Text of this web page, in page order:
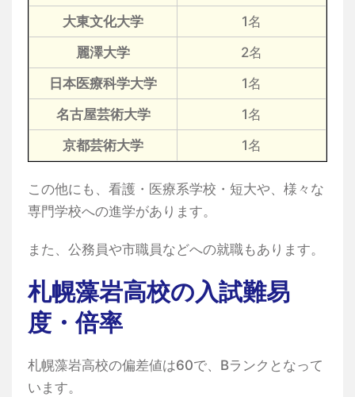
大東文化大学
1名
麗澤大学
2名
日本医療科学大学
1名
名古屋芸術大学
1名
京都芸術大学
1名
この他にも、看護・医療系学校・短大や、様々な
専門学校への進学があります。
また、公務員や市職員などへの就職もあります。
札幌藻岩高校の入試難易
度・倍率
札幌藻岩高校の偏差値は60で、Bランクとなって
います。